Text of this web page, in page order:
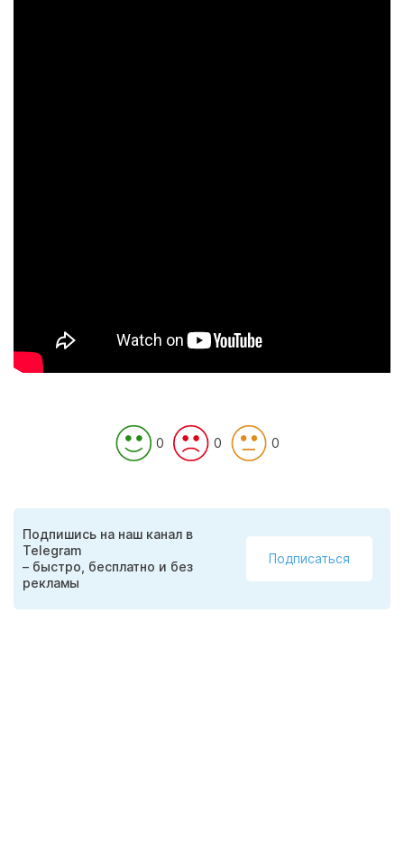
0 0 0
Подпишись на наш канал в
Telegram
– быстро, бесплатно и без
рекламы
Подписаться